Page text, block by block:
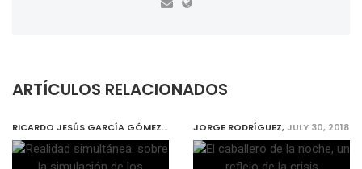
ARTÍCULOS RELACIONADOS
RICARDO JESÚS GARCÍA GÓMEZ
,JULY 30, 2018
JORGE RODRÍGUEZ,JULY 30, 2018